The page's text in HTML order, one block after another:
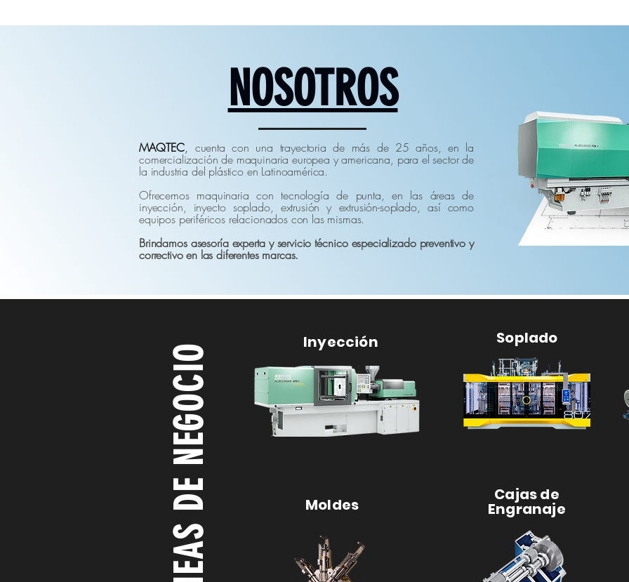
NOSOTROS
MAQTEC, cuenta con una trayectoria de más de 25 años, en la
comercialización de maquinaria europea y americana, para el sector de
la industria del plástico en Latinoamérica.
Ofrecemos maquinaria con tecnología de punta, en las áreas de
inyección, inyecto soplado, extrusión y extrusión-soplado, así como
equipos periféricos relacionados con las mismas.
Brindamos asesoría experta y servicio técnico especializado preventivo y
correctivo en las diferentes marcas.
Inyección
LINEAS DE NEGOCIO Moldes
Soplado
Cajas de
Engranaje